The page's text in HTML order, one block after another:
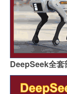
DeepSeek全